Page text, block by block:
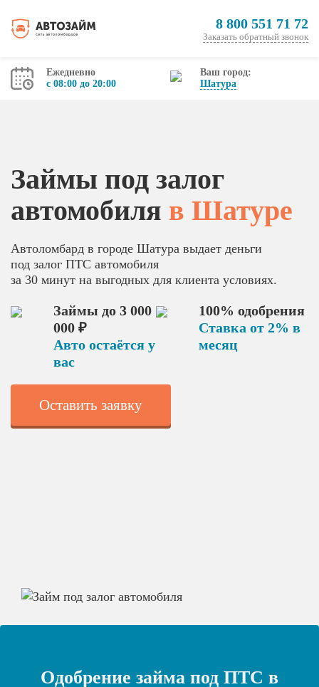
8 800 551 71 72
Заказать обратный звонок
Ежедневно
с 08:00 до 20:00
Ваш город:
Шатура
Займы под залог
автомобиля в Шатуре
Автоломбард в городе Шатура выдает деньги
под залог ПТС автомобиля
за 30 минут на выгодных для клиента условиях.
Займы до 3 000
000 ₽
Авто остаётся у
вас
100% одобрения
Ставка от 2% в
месяц
Оставить заявку
Одобрение займа под ПТС в